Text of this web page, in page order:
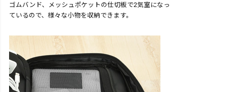
ゴムバンド、メッシュポケットの仕切板で2気室になっ
ているので、様々な小物を収納できます。